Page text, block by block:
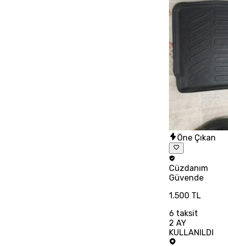
Öne Çıkan
Cüzdanım
Güvende
1.500 TL
6 taksit
2 AY
KULLANILDI